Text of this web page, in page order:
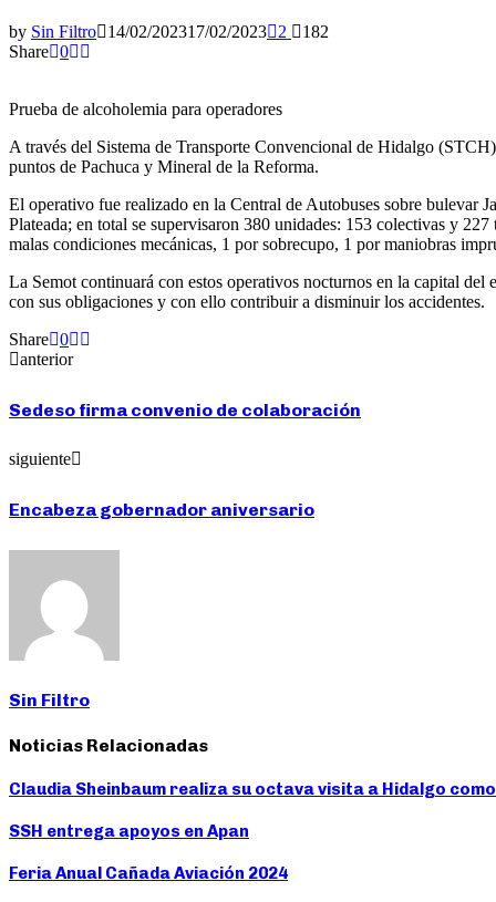
by Sin Filtro 14/02/202317/02/2023 2
182
Share 0
Prueba de alcoholemia para operadores
A través del Sistema de Transporte Convencional de Hidalgo
puntos de Pachuca y Mineral de la Reforma.
El operativo fue realizado en la Central de Autobuses sobre bulevar
Plateada; en total se supervisaron 380 unidades: 153 colectivas y
malas condiciones mecánicas, 1 por sobrecupo, 1 por maniobras
La Semot continuará con estos operativos nocturnos en la capital
con sus obligaciones y con ello contribuir a disminuir los accidentes.
Share 0
anterior
Sedeso firma convenio de colaboración
siguiente
Encabeza gobernador aniversario
Sin Filtro
Noticias Relacionadas
Claudia Sheinbaum realiza su octava visita a Hidalgo
SSH entrega apoyos en Apan
Feria Anual Cañada Aviación 2024